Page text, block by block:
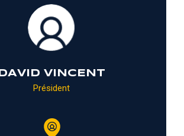
DAVID VINCENT
Président